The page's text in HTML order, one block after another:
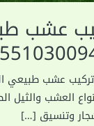
عشب
عشب طبيعي
العشب والثيل
وتنسيق […]